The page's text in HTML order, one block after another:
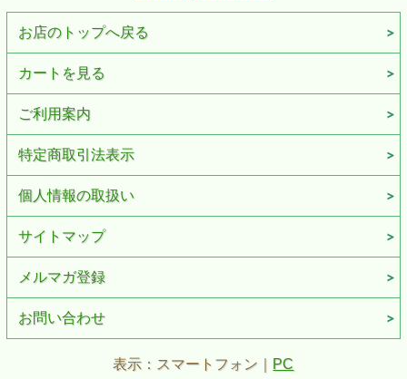
お店のトップへ戻る
カートを見る
ご利用案内
特定商取引法表示
個人情報の取扱い
サイトマップ
メルマガ登録
お問い合わせ
表示：スマートフォン｜ PC